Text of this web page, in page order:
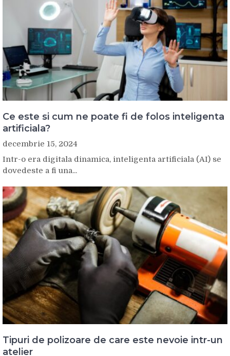
Ce este si cum ne poate fi de folos inteligenta
artificiala?
decembrie 15, 2024
Intr-o era digitala dinamica, inteligenta artificiala (AI) se
dovedeste a fi una...
Tipuri de polizoare de care este nevoie intr-un
atelier